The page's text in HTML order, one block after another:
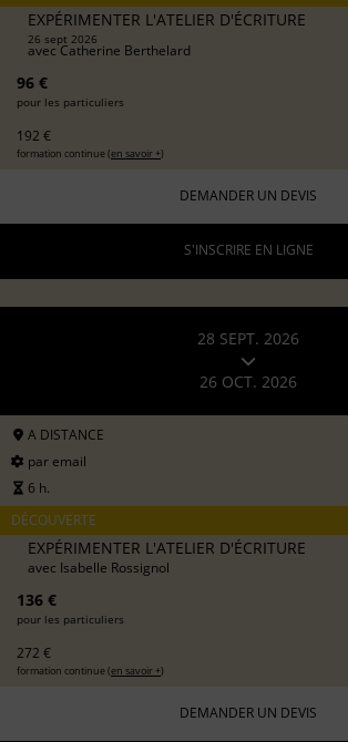
EXPÉRIMENTER L'ATELIER D'ÉCRITURE
26 sept 2026
avecCatherine Berthelard
96 €
pour les particuliers
192 €
formation continue (en savoir +)
DEMANDER UN DEVIS
S'INSCRIRE EN LIGNE
28 SEPT. 2026
26 OCT. 2026
A DISTANCE
par email
6 h.
DÉCOUVERTE
EXPÉRIMENTER L'ATELIER D'ÉCRITURE
avec Isabelle Rossignol
136 €
pour les particuliers
272 €
formation continue (en savoir +)
DEMANDER UN DEVIS